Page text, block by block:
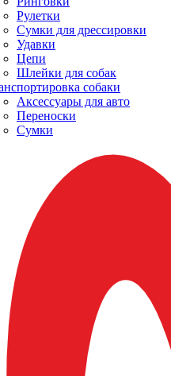
Рулетки
Сумки для дрессировки
Удавки
Цепи
Шлейки для собак
собаки
Аксессуары для авто
Переноски
Сумки